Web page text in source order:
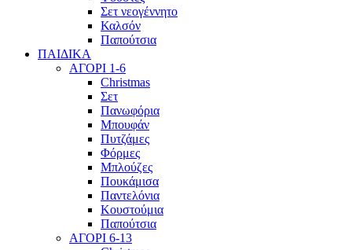
Σετ νεογέννητο
Καλσόν
Παπούτσια
ΠΑΙΔΙΚΑ
ΑΓΟΡΙ 1-6
Christmas
Σετ
Πανωφόρια
Μπουφάν
Πυτζάμες
Φόρμες
Μπλούζες
Πουκάμισα
Παντελόνια
Κουστούμια
Παπούτσια
ΑΓΟΡΙ 6-13